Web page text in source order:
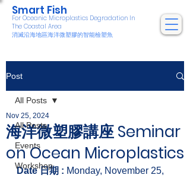
消滅沿海地區海洋微塑膠的智能檢塑魚
Smart Fish
For Oceanic Microplastics Degradation In
The Coastal Area
Post
All Posts
Events
Workshop
All Posts
海洋微塑膠講座 Seminar
on Ocean Microplastics
Nov 25, 2024
Date 日期 : Monday, November 25,